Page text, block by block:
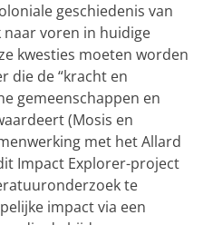
geschiedenis van
voren in huidige
kwesties moeten worden
die de “kracht en
gemeenschappen en
(Mosis en
met het Allard
Impact Explorer-project
te
impact via een